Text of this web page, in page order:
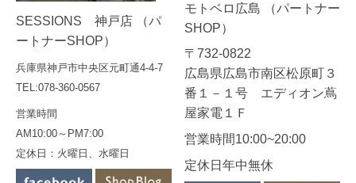
SESSIONS 神戸店 （パ
ートナーSHOP）
兵庫県神戸市中央区元町通4-4-7
TEL:078-360-0567
営業時間
AM10:00～PM7:00
定休日：火曜日、水曜日
モトベロ広島 （パートナー
SHOP）
〒732-0822
広島県広島市南区松原町３
番１－１号 エディオン蔦
屋家電１Ｆ
営業時間10:00~20:00
定休日年中無休